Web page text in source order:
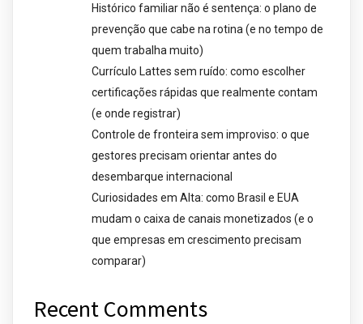
Histórico familiar não é sentença: o plano de
prevenção que cabe na rotina (e no tempo de
quem trabalha muito)
Currículo Lattes sem ruído: como escolher
certificações rápidas que realmente contam
(e onde registrar)
Controle de fronteira sem improviso: o que
gestores precisam orientar antes do
desembarque internacional
Curiosidades em Alta: como Brasil e EUA
mudam o caixa de canais monetizados (e o
que empresas em crescimento precisam
comparar)
Recent Comments